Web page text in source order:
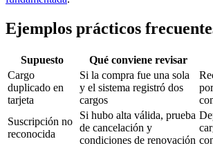
Ejemplos prácticos
Supuesto Qué conviene revisar
Cargo
duplicado en
tarjeta
Si la compra fue una sola
y el sistema registró dos
cargos
Suscripción no
reconocida
Si hubo alta válida, prueba
de cancelación y
condiciones de renovación